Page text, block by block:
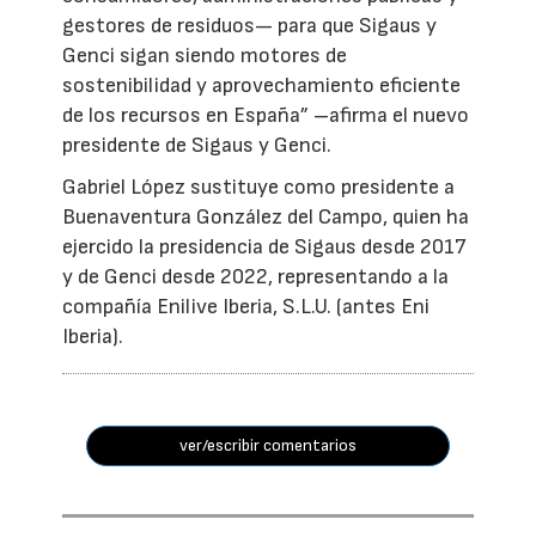
gestores de residuos— para que Sigaus y
Genci sigan siendo motores de
sostenibilidad y aprovechamiento eficiente
de los recursos en España” –afirma el nuevo
presidente de Sigaus y Genci.
Gabriel López sustituye como presidente a
Buenaventura González del Campo, quien ha
ejercido la presidencia de Sigaus desde 2017
y de Genci desde 2022, representando a la
compañía Enilive Iberia, S.L.U. (antes Eni
Iberia).
ver/escribir comentarios